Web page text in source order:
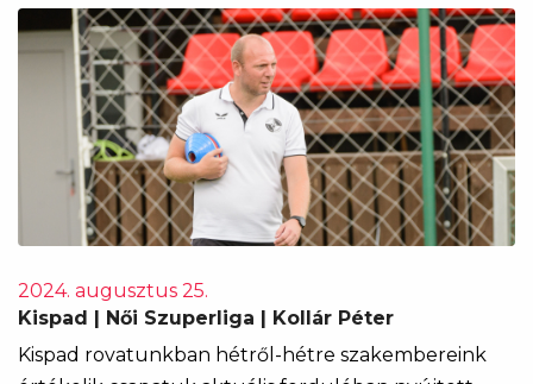
2024. augusztus 25.
Kispad | Női Szuperliga | Kollár Péter
Kispad rovatunkban hétről-hétre szakembereink